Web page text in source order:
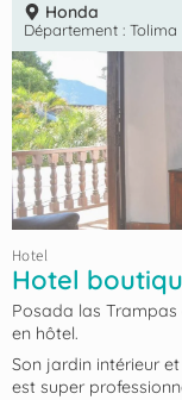
Honda
Département : Tolima
Hotel
Hotel
Posada las
en hôtel.
Son jardin intérieur
est super